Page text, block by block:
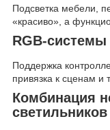
Подсветка мебели,
«красиво», а
RGB-
Поддержка
привязка к сценам и
Комбинация
светильников